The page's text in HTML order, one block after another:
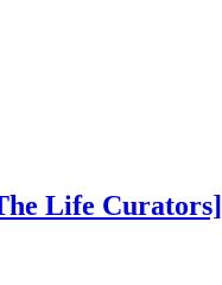
Life Curators]